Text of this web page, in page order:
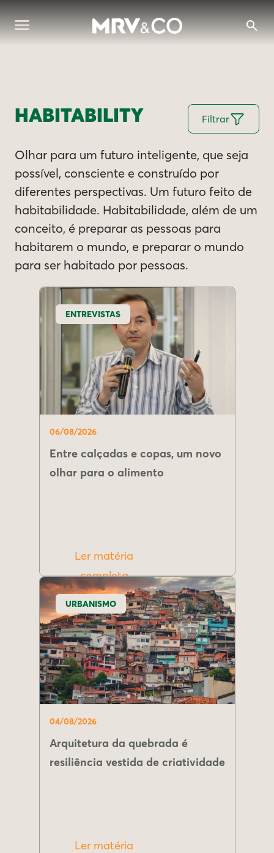
HABITABILITY Filtrar
Olhar para um futuro inteligente, que seja
possível, consciente e construído por
diferentes perspectivas. Um futuro feito de
habitabilidade. Habitabilidade, além de um
conceito, é preparar as pessoas para
habitarem o mundo, e preparar o mundo
para ser habitado por pessoas.
ENTREVISTAS
06/08/2026
Entre calçadas e copas, um novo
olhar para o alimento
Ler matéria
completa
URBANISMO
04/08/2026
Arquitetura da quebrada é
resiliência vestida de criatividade
Ler matéria